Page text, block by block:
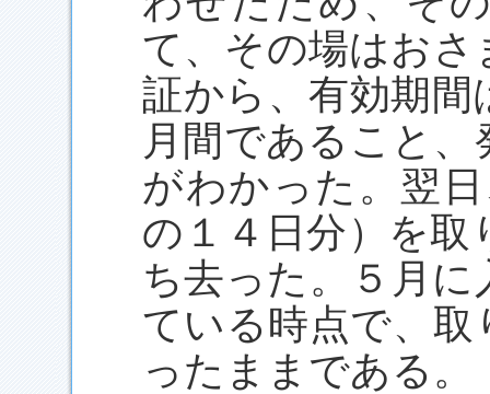
て、その場はお
証から、有効期間
月間であること
がわかった。翌
の１４日分）を
ち去った。５月
ている時点で、
ったままである。